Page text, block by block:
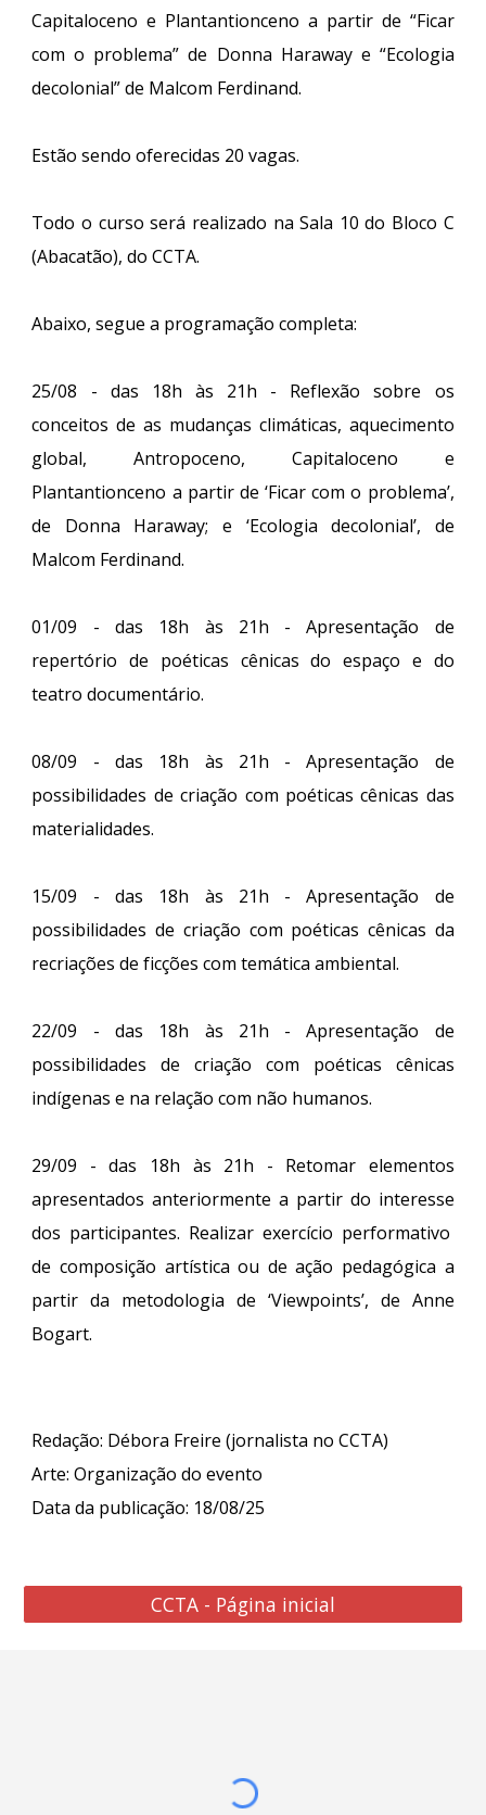
Capitaloceno e Plantantionceno a partir de “Ficar
com o problema” de Donna Haraway e “Ecologia
decolonial” de Malcom Ferdinand.
Estão sendo oferecidas 20 vagas.
Todo o curso será realizado na Sala 10 do Bloco C
(Abacatão), do CCTA.
Abaixo, segue a programação completa:
25/08 - das 18h às 21h - Reflexão sobre os
conceitos de as mudanças climáticas, aquecimento
global, Antropoceno, Capitaloceno e
Plantantionceno a partir de ‘Ficar com o problema’,
de Donna Haraway; e ‘Ecologia decolonial’, de
Malcom Ferdinand.
01/09 - das 18h às 21h - Apresentação de
repertório de poéticas cênicas do espaço e do
teatro documentário.
08/09 - das 18h às 21h - Apresentação de
possibilidades de criação com poéticas cênicas das
materialidades.
15/09 - das 18h às 21h - Apresentação de
possibilidades de criação com poéticas cênicas da
recriações de ficções com temática ambiental.
22/09 - das 18h às 21h - Apresentação de
possibilidades de criação com poéticas cênicas
indígenas e na relação com não humanos.
29/09 - das 18h às 21h - Retomar elementos
apresentados anteriormente a partir do interesse
dos participantes. Realizar exercício performativo
de composição artística ou de ação pedagógica a
partir da metodologia de ‘Viewpoints’, de Anne
Bogart.
Redação: Débora Freire (jornalista no CCTA)
Arte: Organização do evento
Data da publicação: 18/08/25
CCTA - Página inicial